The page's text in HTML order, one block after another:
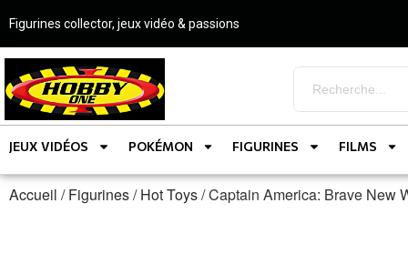
Figurines collector, jeux vidéo & passions
JEUX VIDÉOS POKÉMON FIGURINES FILMS
Accueil /Figurines/Hot Toys/ Captain America: Brave New